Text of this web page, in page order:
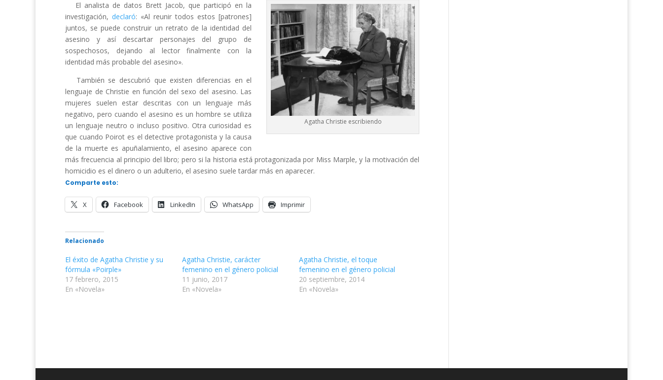
Agatha Christie escribiendo
El analista de datos Brett Jacob, que participó en la
investigación,declaró: «Al reunir todos estos [patrones]
juntos, se puede construir un retrato de la identidad del
asesino y así descartar personajes del grupo de
sospechosos, dejando al lector finalmente con la
identidad más probable del asesino».
También se descubrió que existen diferencias en el
lenguaje de Christie en función del sexo del asesino. Las
mujeres suelen estar descritas con un lenguaje más
negativo, pero cuando el asesino es un hombre se utiliza
un lenguaje neutro o incluso positivo. Otra curiosidad es
que cuando Poirot es el detective protagonista y la causa
de la muerte es apuñalamiento, el asesino aparece con
más frecuencia al principio del libro; pero si la historia está protagonizada por Miss Marple, y la motivación del
homicidio es el dinero o un adulterio, el asesino suele tardar más en aparecer.
Comparte esto:
X Facebook LinkedIn WhatsApp Imprimir
Relacionado
El éxito de Agatha Christie y su
fórmula «Poirple»
17 febrero, 2015
En «Novela»
Agatha Christie, carácter
femenino en el género policial
11 junio, 2017
En «Novela»
Agatha Christie, el toque
femenino en el género policial
20 septiembre, 2014
En «Novela»